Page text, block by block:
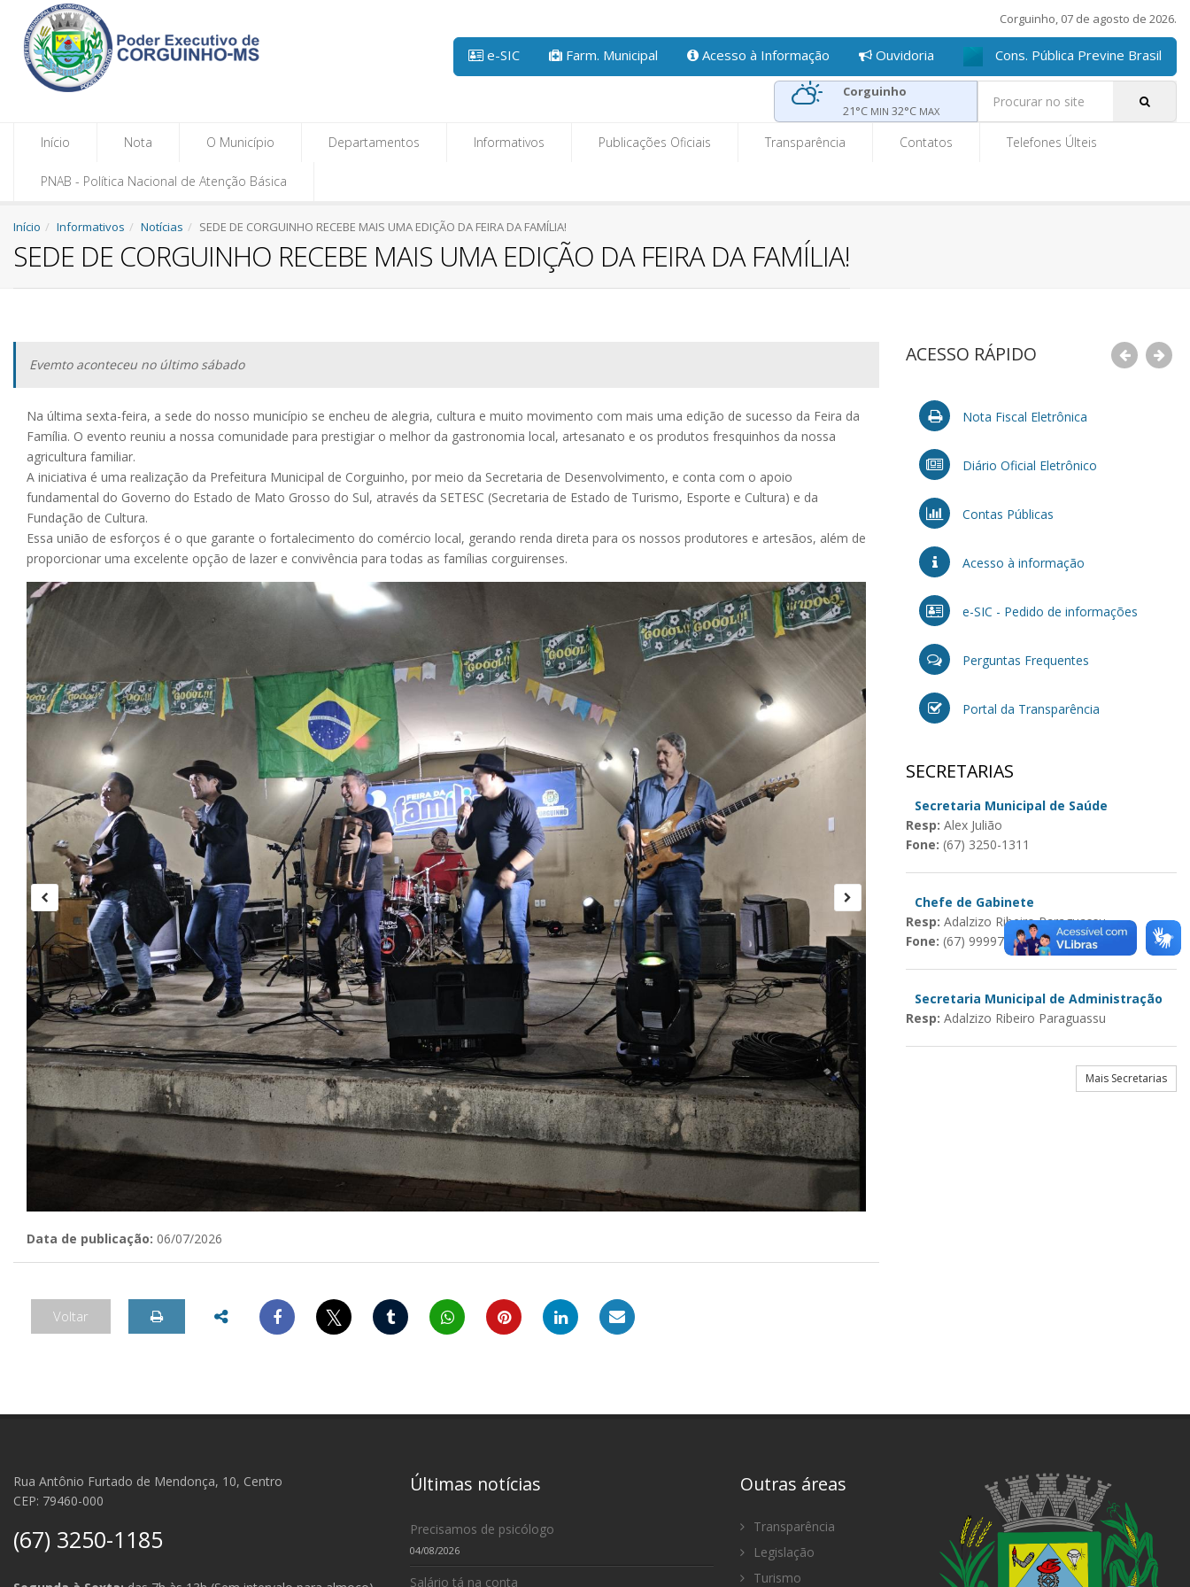
Corguinho, 07 de agosto de 2026.
e-SIC Farm. Municipal Acesso à Informação Ouvidoria Cons. Pública Previne Brasil
Corguinho
21°C MIN 32°C MAX
Início Nota O Município Departamentos Informativos Publicações Oficiais Transparência Contatos Telefones Últeis
PNAB - Política Nacional de Atenção Básica
Início Informativos Notícias SEDE DE CORGUINHO RECEBE MAIS UMA EDIÇÃO DA FEIRA DA FAMÍLIA!
SEDE DE CORGUINHO RECEBE MAIS UMA EDIÇÃO DA FEIRA DA FAMÍLIA!
Evemto aconteceu no último sábado
Na última sexta-feira, a sede do nosso município se encheu de alegria, cultura e muito movimento com mais uma edição de sucesso da Feira da
Família. O evento reuniu a nossa comunidade para prestigiar o melhor da gastronomia local, artesanato e os produtos fresquinhos da nossa
agricultura familiar.
A iniciativa é uma realização da Prefeitura Municipal de Corguinho, por meio da Secretaria de Desenvolvimento, e conta com o apoio
fundamental do Governo do Estado de Mato Grosso do Sul, através da SETESC (Secretaria de Estado de Turismo, Esporte e Cultura) e da
Fundação de Cultura.
Essa união de esforços é o que garante o fortalecimento do comércio local, gerando renda direta para os nossos produtores e artesãos, além de
proporcionar uma excelente opção de lazer e convivência para todas as famílias corguirenses.
Data de publicação: 06/07/2026
Voltar 𝕏
ACESSO RÁPIDO
Nota Fiscal Eletrônica
Diário Oficial Eletrônico
Contas Públicas
Acesso à informação
e-SIC - Pedido de informações
Perguntas Frequentes
Portal da Transparência
SECRETARIAS
Secretaria Municipal de Saúde
Resp: Alex Julião
Fone: (67) 3250-1311
Chefe de Gabinete
Resp: Adalzizo Ribeiro Paraguassu
Fone: (67) 99997-3681
Secretaria Municipal de Administração
Resp: Adalzizo Ribeiro Paraguassu
Mais Secretarias
Rua Antônio Furtado de Mendonça, 10, Centro
CEP: 79460-000
(67) 3250-1185
Últimas notícias
Precisamos de psicólogo
04/08/2026
Salário tá na conta
Outras áreas
Transparência
Legislação
Turismo